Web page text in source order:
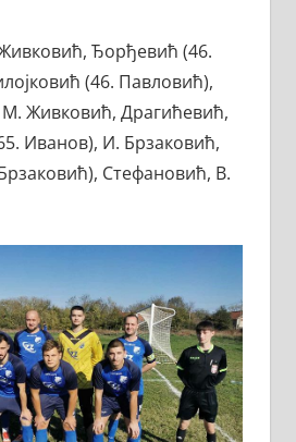
Ђорђевић (46.
(46. Павловић),
Живковић, Драгићевић,
Иванов), И. Брзаковић,
Стефановић, В.